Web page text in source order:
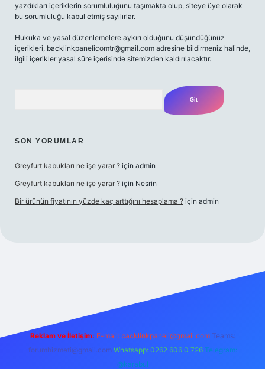
yazdıkları içeriklerin sorumluluğunu taşımakta olup, siteye üye olarak
bu sorumluluğu kabul etmiş sayılırlar.
Hukuka ve yasal düzenlemelere aykırı olduğunu düşündüğünüz
içerikleri, backlinkpanelicomtr@gmail.com adresine bildirmeniz halinde,
ilgili içerikler yasal süre içerisinde sitemizden kaldırılacaktır.
SON YORUMLAR
Greyfurt kabukları ne işe yarar ? için admin
Greyfurt kabukları ne işe yarar ? için Nesrin
Bir ürünün fiyatının yüzde kaç arttığını hesaplama ? için admin
m elexbet
Reklam ve İletişim: E-mail: backlinkpaneli@gmail.com Teams:
forumhizmeti@gmail.com Whatsapp: 0262 606 0 726 Telegram:
@karabul